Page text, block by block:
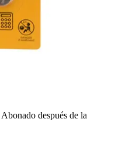
Abonado después de la